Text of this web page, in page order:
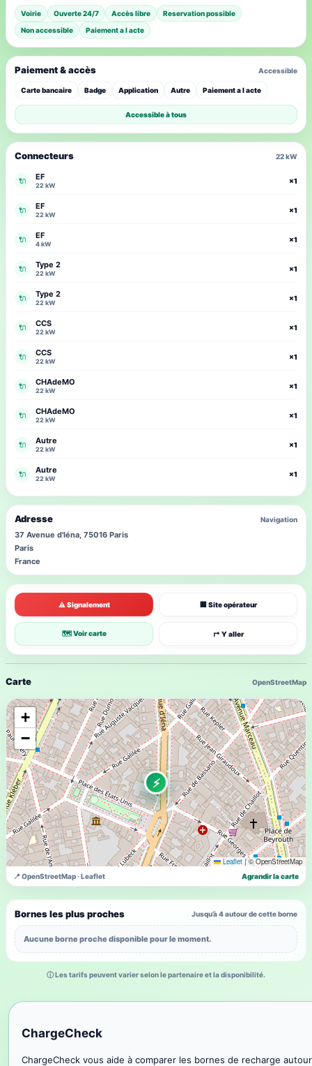
Carte OpenStreetMap
⚡
+
−
Leaflet |© OpenStreetMap
📍 OpenStreetMap · Leaflet Agrandir la carte
Bornes les plus proches Jusqu’à 4 autour de cette borne
Aucune borne proche disponible pour le moment.
⚠ Signalement 🏢 Site opérateur
🗺 Voir carte ↱ Y aller
Voirie Ouverte 24/7 Accès libre
Reservation possible
Non accessible
Paiement a l acte
Connecteurs 22 kW
🔌 EF
22 kW
×1
🔌 EF
22 kW
×1
🔌 EF
4 kW
×1
🔌 Type 2
22 kW
×1
🔌 Type 2
22 kW
×1
🔌 CCS
22 kW
×1
🔌 CCS
22 kW
×1
🔌 CHAdeMO
22 kW
×1
🔌 CHAdeMO
22 kW
×1
🔌 Autre
22 kW
×1
🔌 Autre
22 kW
×1
Paiement & accès Accessible
Carte bancaire Badge Application Autre Paiement a l acte
Accessible à tous
Adresse Navigation
37 Avenue d'Iéna, 75016 Paris
Paris
France
ⓘ Les tarifs peuvent varier selon le partenaire et la disponibilité.
ChargeCheck
ChargeCheck vous aide à comparer les bornes de recharge